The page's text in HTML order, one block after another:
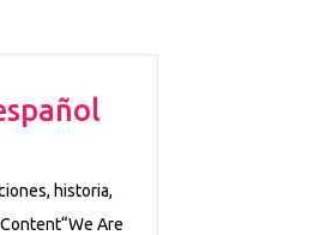
historia,
Are